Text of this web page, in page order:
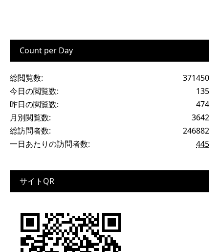
Count per Day
371450
総閲覧数:
135
今日の閲覧数:
474
昨日の閲覧数:
3642
月別閲覧数:
246882
総訪問者数:
445
一日あたりの訪問者数:
サイトQR